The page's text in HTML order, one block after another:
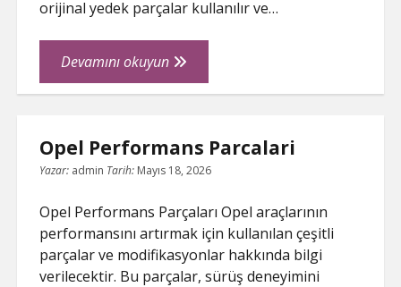
orijinal yedek parçalar kullanılır ve…
Devamını okuyunHp
Yetkili
Onarim
Avantajlari
Opel Performans Parcalari
Yazar: admin Tarih: Mayıs 18, 2026
Opel Performans Parçaları Opel araçlarının
performansını artırmak için kullanılan çeşitli
parçalar ve modifikasyonlar hakkında bilgi
verilecektir. Bu parçalar, sürüş deneyimini